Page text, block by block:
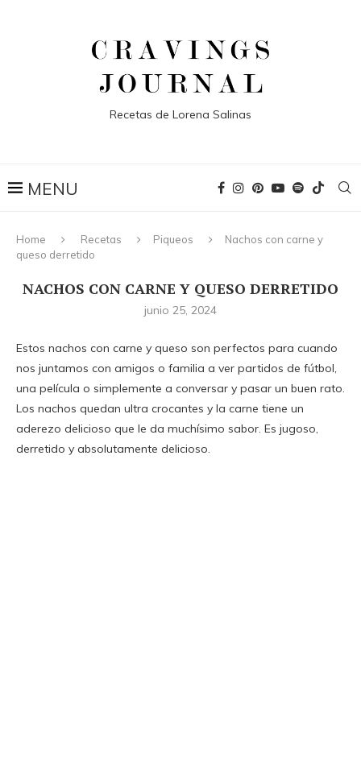
Recetas de Lorena Salinas
Home Recetas Piqueos
Nachos con carne y
queso derretido
NACHOS CON CARNE Y QUESO DERRETIDO
junio 25, 2024
Estos nachos con carne y queso son perfectos para cuando
nos juntamos con amigos o familia a ver partidos de fútbol,
una película o simplemente a conversar y pasar un buen rato.
Los nachos quedan ultra crocantes y la carne tiene un
aderezo delicioso que le da muchísimo sabor. Es jugoso,
derretido y absolutamente delicioso.